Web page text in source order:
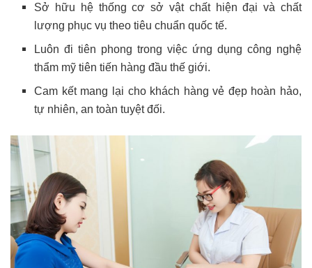
Sở hữu hệ thống cơ sở vật chất hiện đại và chất
lượng phục vụ theo tiêu chuẩn quốc tế.
Luôn đi tiên phong trong việc ứng dụng công nghệ
thẩm mỹ tiên tiến hàng đầu thế giới.
Cam kết mang lại cho khách hàng vẻ đẹp hoàn hảo,
tự nhiên, an toàn tuyệt đối.